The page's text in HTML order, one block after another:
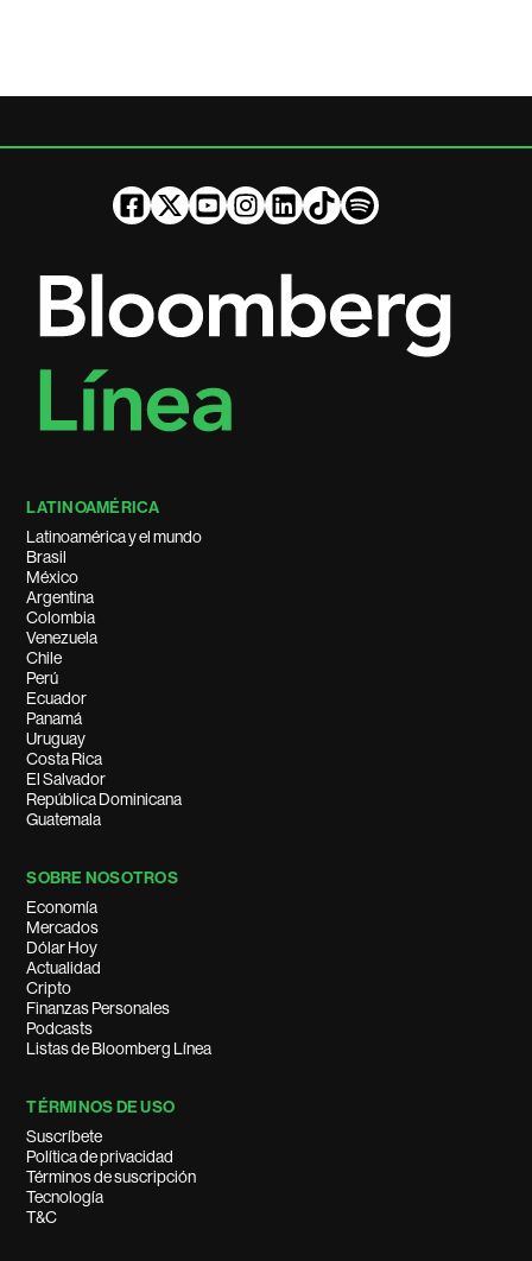
LATINOAMÉRICA
Latinoamérica y el mundo
Brasil
México
Argentina
Colombia
Venezuela
Chile
Perú
Ecuador
Panamá
Uruguay
Costa Rica
El Salvador
República Dominicana
Guatemala
SOBRE NOSOTROS
Economía
Mercados
Dólar Hoy
Actualidad
Cripto
Finanzas Personales
Podcasts
Listas de Bloomberg Línea
TÉRMINOS DE USO
Suscríbete
Política de privacidad
Términos de suscripción
Tecnología
T&C